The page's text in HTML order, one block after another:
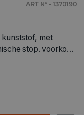
ART N° - 1370190
met
voorkomt
om resterende